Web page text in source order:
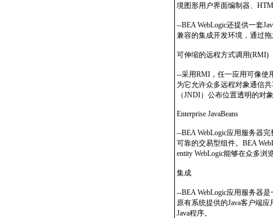
境图形用户界面编制器、
--BEA WebLogic还提供一套
兼容的集成开发环境，通过拖
可伸缩的远程方式调用(RMI)
--采用RMI，任一应用可像使
为它允许众多远程对象通信
（JNDI）公布位置透明的对
Enterprise JavaBeans
--BEA WebLogic应用服务器
可靠的交易型组件。BEA
entity WebLogic能够在众多
集成
--BEA WebLogic应用服务器
原有系统提供的Java客户端
Java程序。